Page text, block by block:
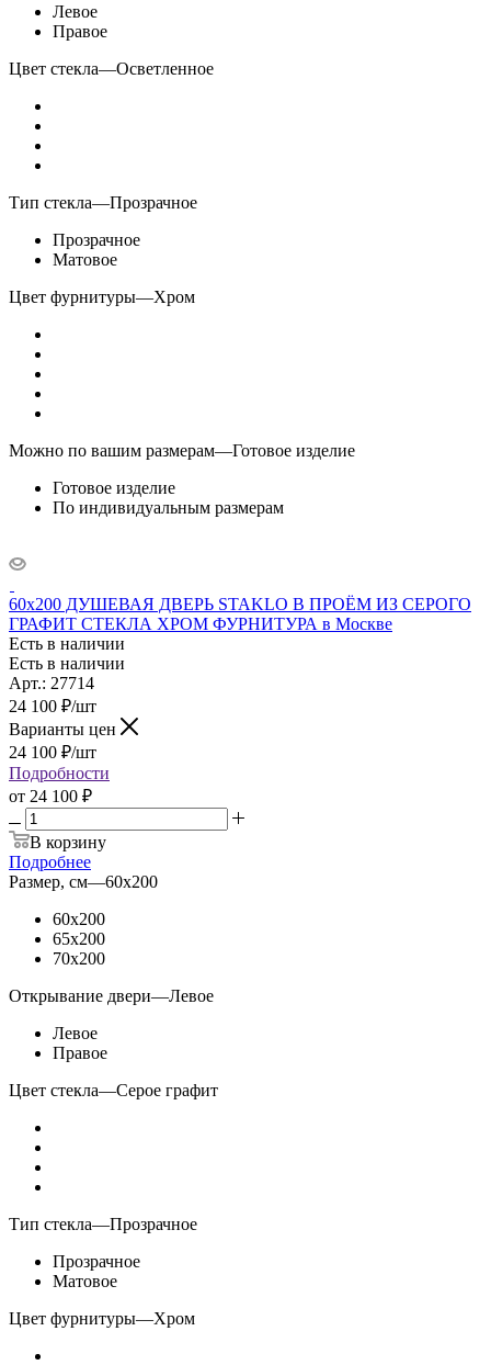
Левое
Правое
Цвет стекла—Осветленное
Тип стекла—Прозрачное
Прозрачное
Матовое
Цвет фурнитуры—Хром
Можно по вашим размерам—Готовое изделие
Готовое изделие
По индивидуальным размерам
60x200 ДУШЕВАЯ ДВЕРЬ STAKLO В ПРОЁМ ИЗ СЕРОГО
ГРАФИТ СТЕКЛА ХРОМ ФУРНИТУРА в Москве
Есть в наличии
Есть в наличии
Арт.: 27714
24 100 ₽/шт
Варианты цен
24 100 ₽/шт
Подробности
от 24 100 ₽
В корзину
Подробнее
Размер, см—60x200
60x200
65x200
70x200
Открывание двери—Левое
Левое
Правое
Цвет стекла—Серое графит
Тип стекла—Прозрачное
Прозрачное
Матовое
Цвет фурнитуры—Хром